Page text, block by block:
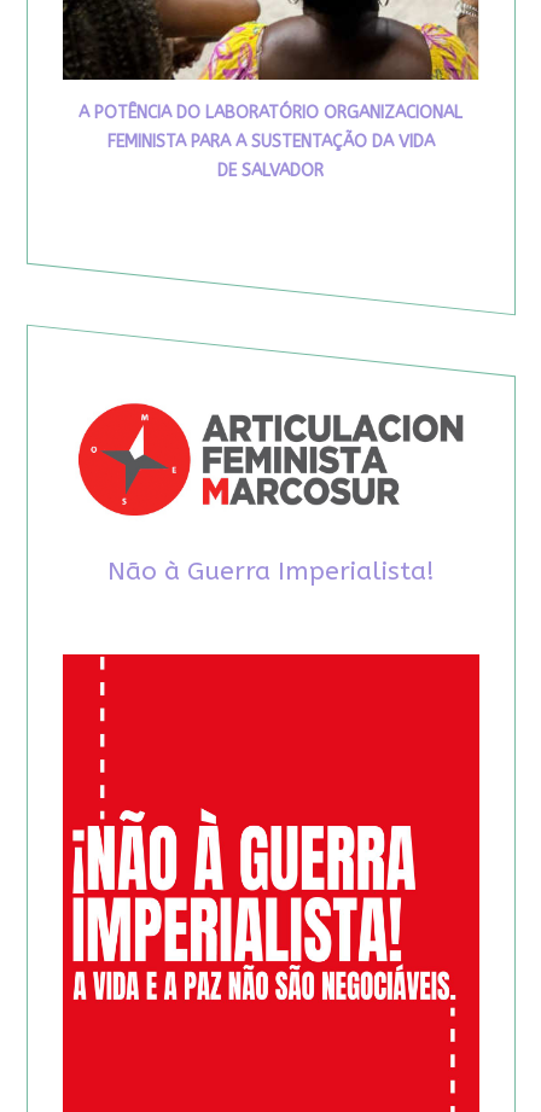
A POTÊNCIA DO LABORATÓRIO ORGANIZACIONAL
FEMINISTA PARA A SUSTENTAÇÃO DA VIDA
DE SALVADOR
Não à Guerra Imperialista!